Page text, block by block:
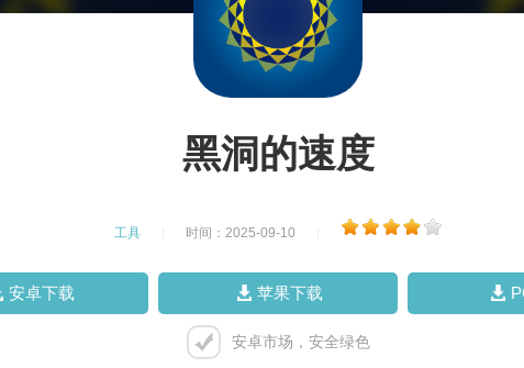
黑洞的速度
工具 时间：2025-09-10
安卓下载 苹果下载
安卓市场，安全绿色